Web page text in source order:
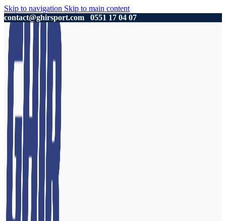
Skip to navigation Skip to main content
contact@ghirsport.com
0551 17 04 07